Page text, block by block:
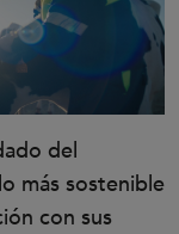
del
más sostenible
con sus